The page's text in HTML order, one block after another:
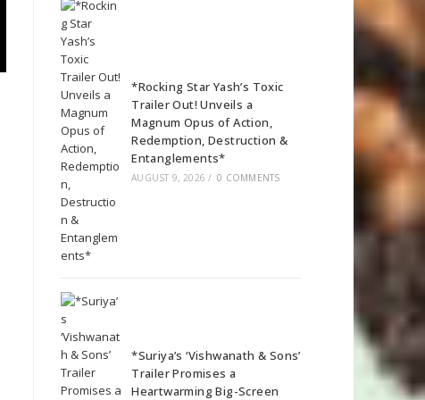
*Rocking Star Yash’s Toxic
Trailer Out! Unveils a
Magnum Opus of Action,
Redemption, Destruction &
Entanglements*
AUGUST 9, 2026 / 0 COMMENTS
*Suriya’s ‘Vishwanath & Sons’
Trailer Promises a
Heartwarming Big-Screen